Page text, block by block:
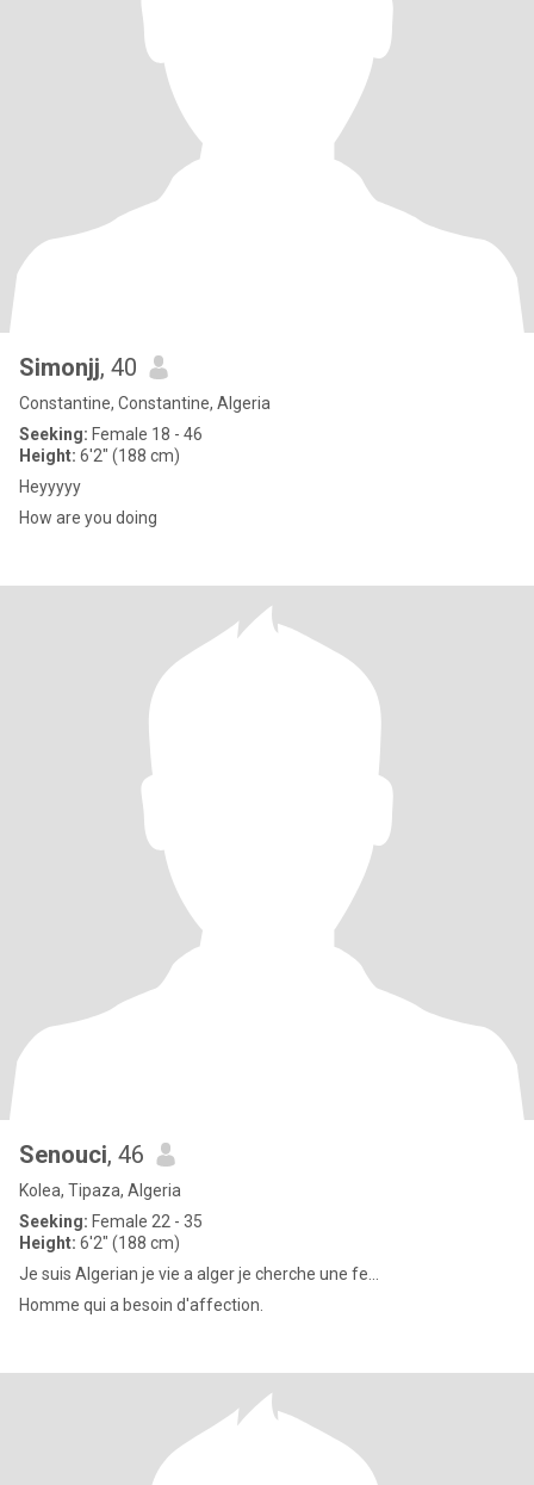
Simonjj, 40
Constantine, Constantine, Algeria
Seeking: Female 18 - 46
Height: 6'2" (188 cm)
Heyyyyy
How are you doing
Senouci, 46
Kolea, Tipaza, Algeria
Seeking: Female 22 - 35
Height: 6'2" (188 cm)
Je suis Algerian je vie a alger je cherche une fe...
Homme qui a besoin d'affection.